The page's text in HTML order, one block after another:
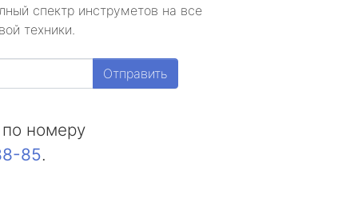
спектр инструметов на все
техники.
Отправить
номеру
85.